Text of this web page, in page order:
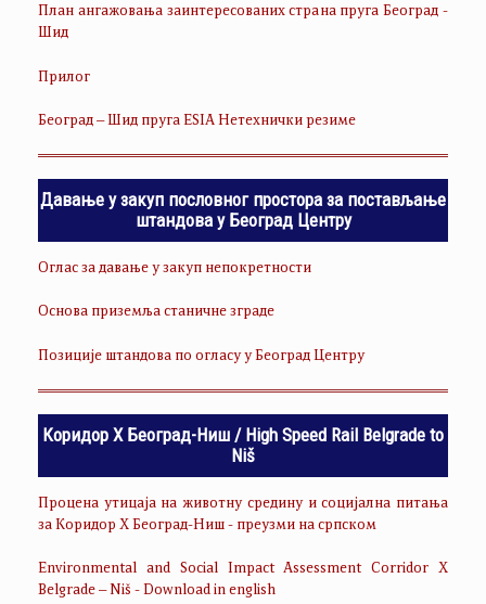
План ангажовања заинтересованих страна пруга Београд -
Шид
Прилог
Београд – Шид пруга ESIA Нетехнички резиме
Давање у закуп пословног простора за постављање
штандова у Београд Центру
Оглас за давање у закуп непокретности
Основа приземља станичне зграде
Позиције штандова по огласу у Београд Центру
Коридор Х Београд-Ниш / High Speed Rail Belgrade to
Niš
Процена утицаја на животну средину и социјална питања
за Коридор Х Београд-Ниш - преузми на српском
Environmental and Social Impact Assessment Corridor X
Belgrade – Niš - Download in english